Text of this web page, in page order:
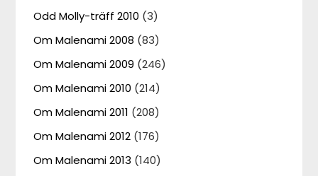
Odd Molly-träff 2010 (3)
Om Malenami 2008 (83)
Om Malenami 2009 (246)
Om Malenami 2010 (214)
Om Malenami 2011 (208)
Om Malenami 2012 (176)
Om Malenami 2013 (140)